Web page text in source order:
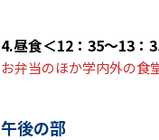
4.昼食＜12：35～13：
お弁当のほか学内外の食
午後の部